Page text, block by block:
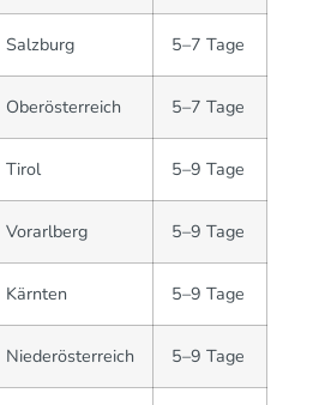
Salzburg 5–7 Tage
Oberösterreich 5–7 Tage
Tirol 5–9 Tage
Vorarlberg 5–9 Tage
Kärnten 5–9 Tage
Niederösterreich 5–9 Tage